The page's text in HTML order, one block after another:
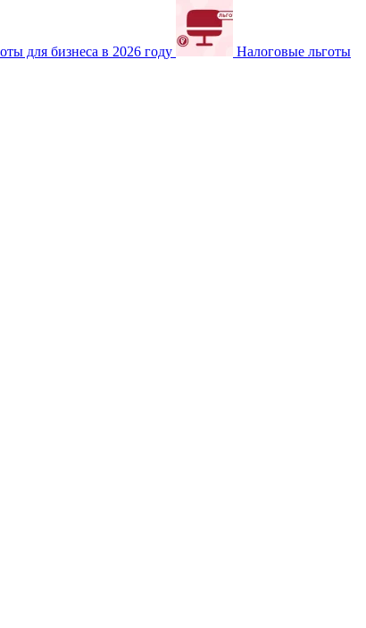
для бизнеса в 2026 году
Налоговые льготы